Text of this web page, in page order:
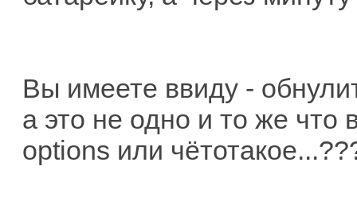
Вы имеете ввиду -
а это не одно и то же что
options или